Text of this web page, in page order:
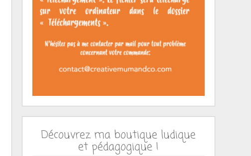
Découvrez ma boutique ludique
et pédagogique !